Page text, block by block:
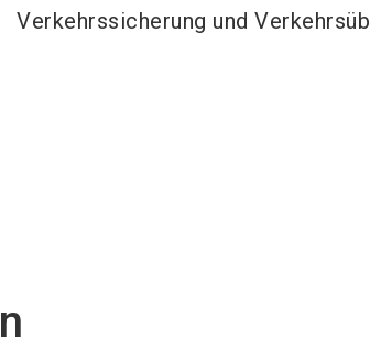
Verkehrssicherung und